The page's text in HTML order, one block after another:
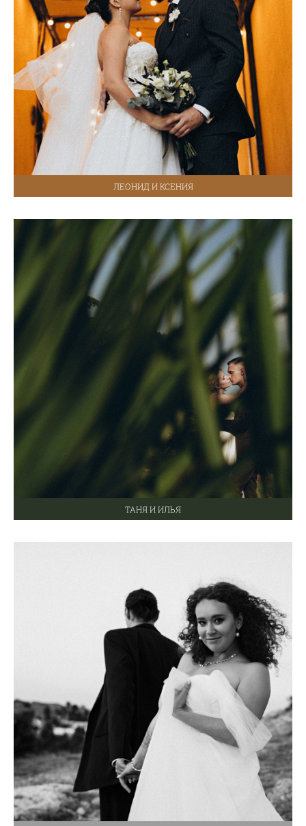
ЛЕОНИД И КСЕНИЯ
ТАНЯ И ИЛЬЯ